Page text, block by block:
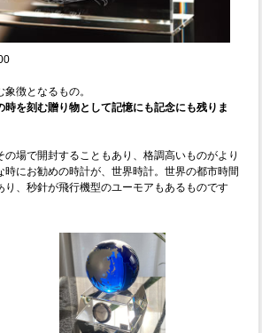
徴となるもの。
時を刻む贈り物として記憶にも記念にも残りま
場で開封することもあり、格調高いものがより
時にお勧めの時計が、世界時計。世界の都市時間
り、秒針が飛行機型のユーモアもあるものです